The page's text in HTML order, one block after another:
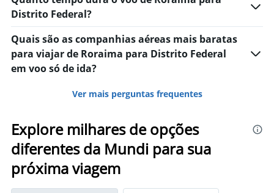
Distrito Federal?
Quais são as companhias aéreas mais baratas
para viajar de Roraima para Distrito Federal
em voo só de ida?
Ver mais perguntas frequentes
Explore milhares de opções
diferentes da Mundi para sua
próxima viagem